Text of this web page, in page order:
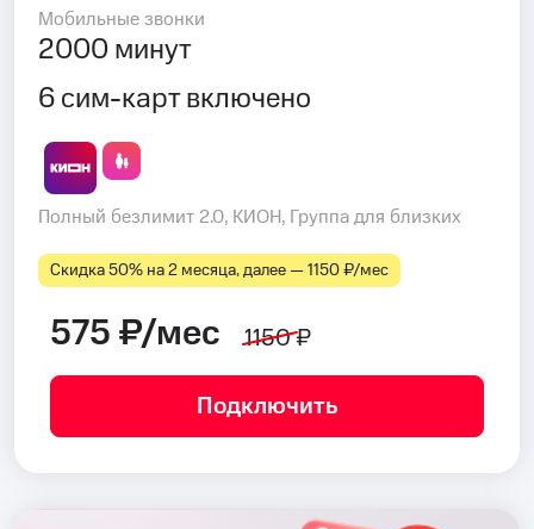
Мобильные звонки
2000 минут
6 сим-карт включено
Полный безлимит 2.0, КИОН, Группа для близких
Скидка 50% на 2 месяца, далее — 1150 ₽⁠/⁠мес
575 ₽/мес 1150 ₽
Подключить